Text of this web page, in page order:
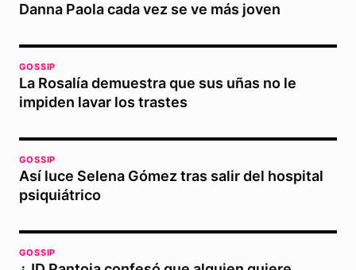
Danna Paola cada vez se ve más joven
GOSSIP
La Rosalía demuestra que sus uñas no le
impiden lavar los trastes
GOSSIP
Así luce Selena Gómez tras salir del hospital
psiquiátrico
GOSSIP